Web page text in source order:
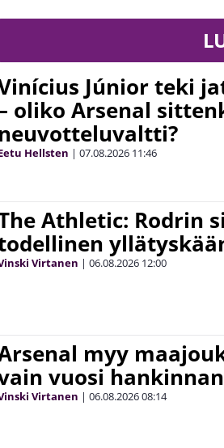
Júnior teki
oliko Arsenal
neuvotteluvaltti?
Hellsten | 07.08.2026 11:46
Athletic: Rodrin
Virtanen | 06.08.2026 12:00
myy
vuosi
Virtanen | 06.08.202608:14